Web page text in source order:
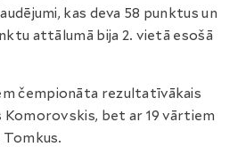
kas deva 58 punktus un
attālumā bija 2. vietā esošā
čempionāta rezultatīvākais
bet ar 19 vārtiem